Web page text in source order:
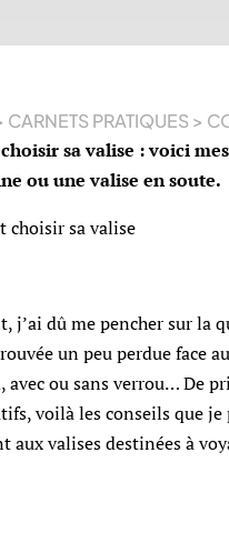
CARNETS PRATIQUES>
sa valise : voici
ou une valise en soute.
j’ai dû me pencher sur la
un peu perdue face
ou sans verrou… De
voilà les conseils que
aux valises destinées à